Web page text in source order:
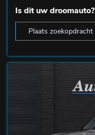
Is dit uw droomauto?
Plaats zoekopdracht